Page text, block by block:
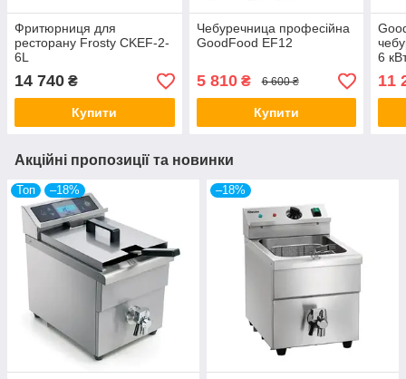
Фритюрниця для
ресторану Frosty CKEF-2-
6L
14 740 ₴
Купити
Чебуречница професійна
GoodFood EF12
5 810₴ 6 600 ₴
Купити
6
11
Акційні пропозиції та новинки
Топ –18% –18%